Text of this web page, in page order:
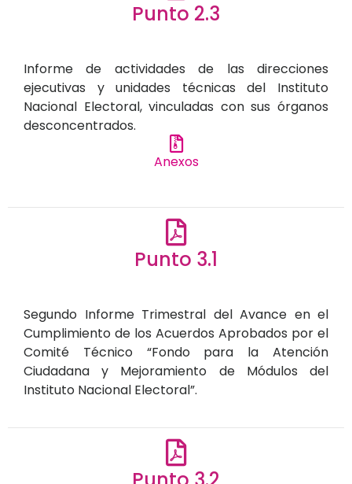
Punto 2.3
Informe de actividades de las direcciones
ejecutivas y unidades técnicas del Instituto
Nacional Electoral, vinculadas con sus órganos
desconcentrados.
Anexos
Punto 3.1
Segundo Informe Trimestral del Avance en el
Cumplimiento de los Acuerdos Aprobados por el
Comité Técnico “Fondo para la Atención
Ciudadana y Mejoramiento de Módulos del
Instituto Nacional Electoral”.